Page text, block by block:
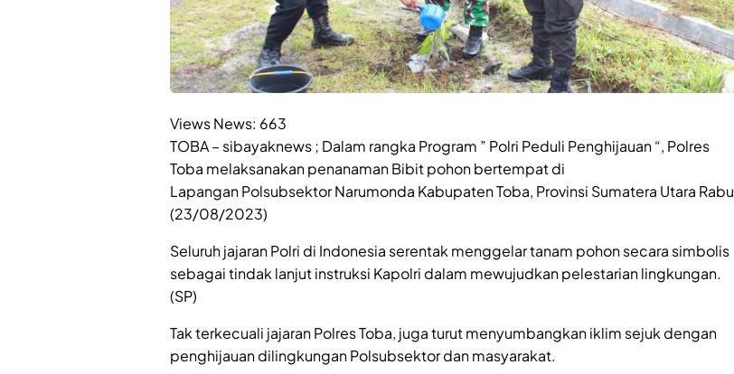
Views News: 663
TOBA – sibayaknews ; Dalam rangka Program ” Polri Peduli Penghijauan “, Polres
Toba melaksanakan penanaman Bibit pohon bertempat di
Lapangan Polsubsektor Narumonda Kabupaten Toba, Provinsi Sumatera Utara Rabu
(23/08/2023)
Seluruh jajaran Polri di Indonesia serentak menggelar tanam pohon secara simbolis
sebagai tindak lanjut instruksi Kapolri dalam mewujudkan pelestarian lingkungan.
(SP)
Tak terkecuali jajaran Polres Toba, juga turut menyumbangkan iklim sejuk dengan
penghijauan dilingkungan Polsubsektor dan masyarakat.